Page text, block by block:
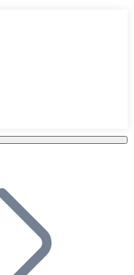
y permite que